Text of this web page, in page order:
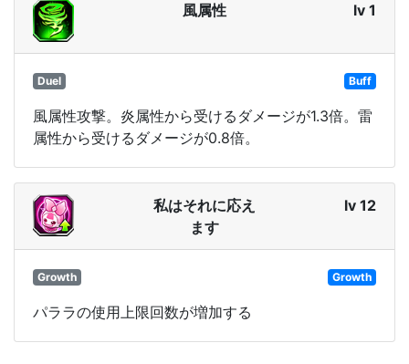
風属性 lv 1
Duel Buff
風属性攻撃。炎属性から受けるダメージが1.3倍。雷
属性から受けるダメージが0.8倍。
私はそれに応え
ます
lv 12
Growth Growth
パララの使用上限回数が増加する